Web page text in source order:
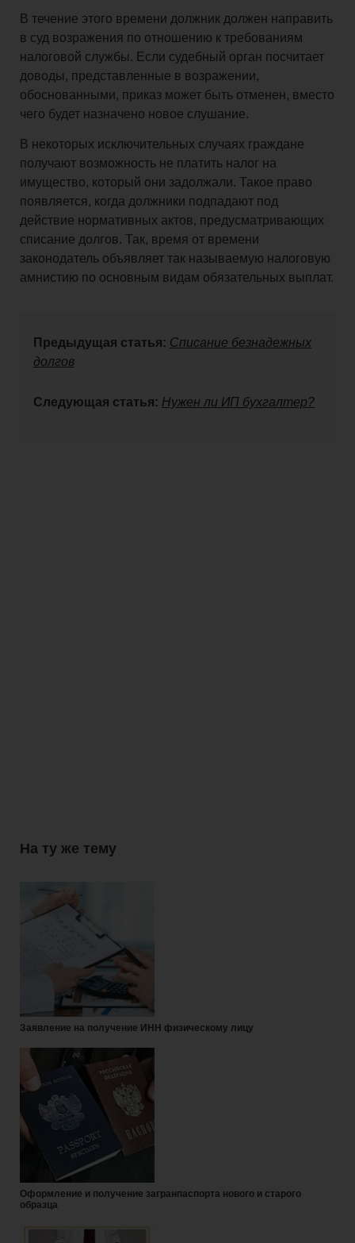
В течение этого времени должник должен направить
в суд возражения по отношению к требованиям
налоговой службы. Если судебный орган посчитает
доводы, представленные в возражении,
обоснованными, приказ может быть отменен, вместо
чего будет назначено новое слушание.
В некоторых исключительных случаях граждане
получают возможность не платить налог на
имущество, который они задолжали. Такое право
появляется, когда должники подпадают под
действие нормативных актов, предусматривающих
списание долгов. Так, время от времени
законодатель объявляет так называемую налоговую
амнистию по основным видам обязательных выплат.
Предыдущая статья: Списание безнадежных
долгов
Следующая статья: Нужен ли ИП бухгалтер?
На ту же тему
Заявление на получение ИНН физическому лицу
Оформление и получение загранпаспорта нового и старого
образца